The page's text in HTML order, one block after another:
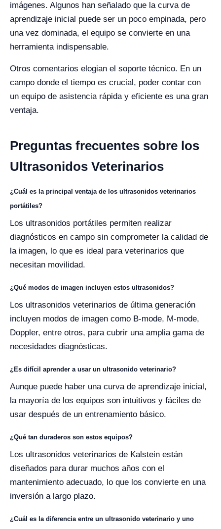
imágenes. Algunos han señalado que la curva de
aprendizaje inicial puede ser un poco empinada, pero
una vez dominada, el equipo se convierte en una
herramienta indispensable.
Otros comentarios elogian el soporte técnico. En un
campo donde el tiempo es crucial, poder contar con
un equipo de asistencia rápida y eficiente es una gran
ventaja.
Preguntas frecuentes sobre los
Ultrasonidos Veterinarios
¿Cuál es la principal ventaja de los ultrasonidos veterinarios
portátiles?
Los ultrasonidos portátiles permiten realizar
diagnósticos en campo sin comprometer la calidad de
la imagen, lo que es ideal para veterinarios que
necesitan movilidad.
¿Qué modos de imagen incluyen estos ultrasonidos?
Los ultrasonidos veterinarios de última generación
incluyen modos de imagen como B-mode, M-mode,
Doppler, entre otros, para cubrir una amplia gama de
necesidades diagnósticas.
¿Es difícil aprender a usar un ultrasonido veterinario?
Aunque puede haber una curva de aprendizaje inicial,
la mayoría de los equipos son intuitivos y fáciles de
usar después de un entrenamiento básico.
¿Qué tan duraderos son estos equipos?
Los ultrasonidos veterinarios de Kalstein están
diseñados para durar muchos años con el
mantenimiento adecuado, lo que los convierte en una
inversión a largo plazo.
¿Cuál es la diferencia entre un ultrasonido veterinario y uno